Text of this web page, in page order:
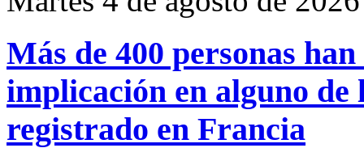
Más de 400 personas
implicación en alguno de
registrado en Francia